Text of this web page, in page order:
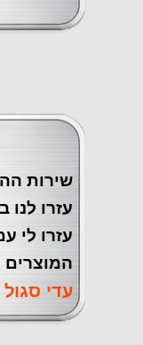
שירות
עזרו לנו
עזרו לי
המוצרים
עדי סגול